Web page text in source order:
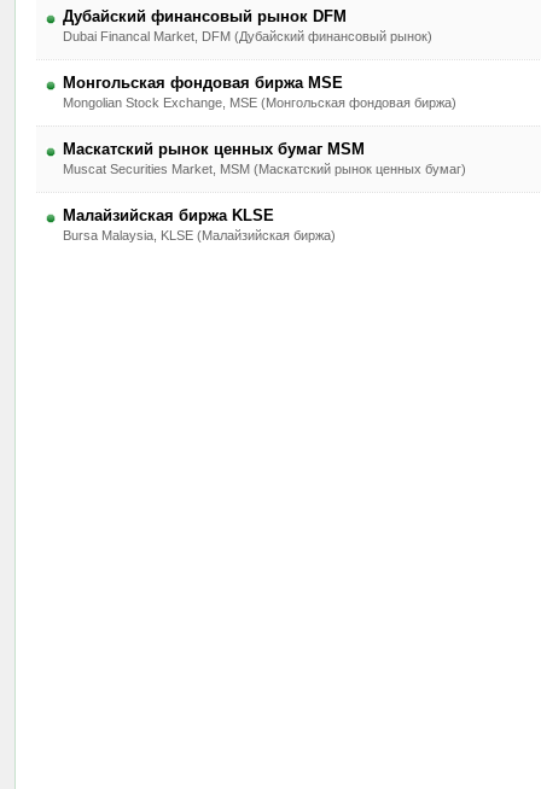
Дубайский финансовый рынок DFM
Dubai Financal Market, DFM (Дубайский финансовый рынок)
Монгольская фондовая биржа MSE
Mongolian Stock Exchange, MSE (Монгольская фондовая биржа)
Маскатский рынок ценных бумаг MSM
Muscat Securities Market, MSM (Маскатский рынок ценных бумаг)
Малайзийская биржа KLSE
Bursa Malaysia, KLSE (Малайзийская биржа)